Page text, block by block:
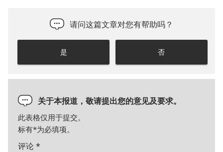
请问这篇文章对您有帮助吗？
是 否
关于本报道，敬请提出您的意见及要求。
此表格仅用于提交。
标有*为必填项。
评论*